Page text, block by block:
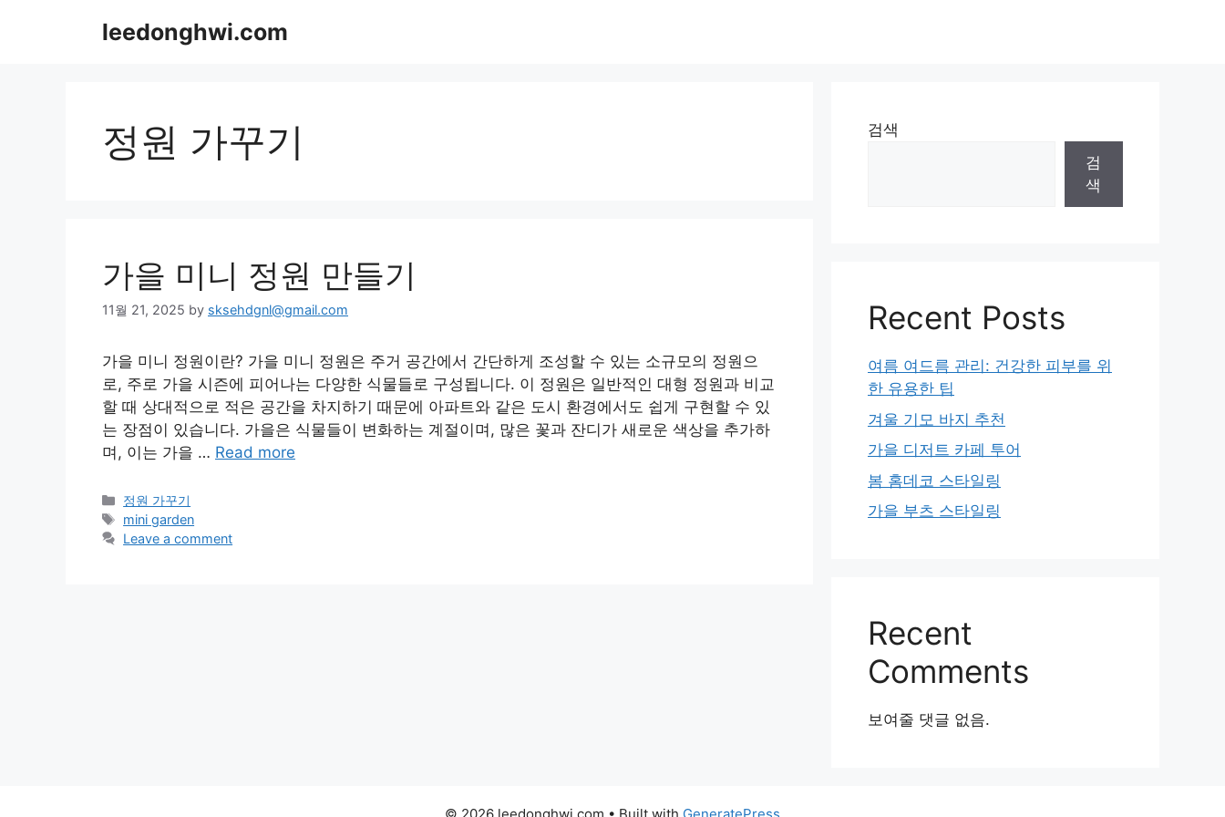
leedonghwi.com
정원 가꾸기
가을 미니 정원 만들기
11월 21, 2025 by sksehdgnl@gmail.com
가을 미니 정원이란? 가을 미니 정원은 주거 공간에서 간단하게 조성할 수 있는 소규모의 정원으
로, 주로 가을 시즌에 피어나는 다양한 식물들로 구성됩니다. 이 정원은 일반적인 대형 정원과 비교
할 때 상대적으로 적은 공간을 차지하기 때문에 아파트와 같은 도시 환경에서도 쉽게 구현할 수 있
는 장점이 있습니다. 가을은 식물들이 변화하는 계절이며, 많은 꽃과 잔디가 새로운 색상을 추가하
며, 이는 가을 … Read more
Categories
정원 가꾸기
Tags
mini garden
Leave a comment
검색
검
색
Recent Posts
여름 여드름 관리: 건강한 피부를 위
한 유용한 팁
겨울 기모 바지 추천
가을 디저트 카페 투어
봄 홈데코 스타일링
가을 부츠 스타일링
Recent
Comments
보여줄 댓글 없음.